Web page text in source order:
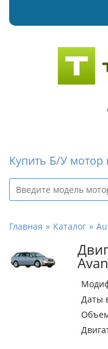
Купить Б/У мотор
Главная Каталог
Даты